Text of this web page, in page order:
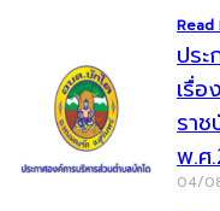
Read
ปร
เรื่อ
รา
พ.ศ
04/